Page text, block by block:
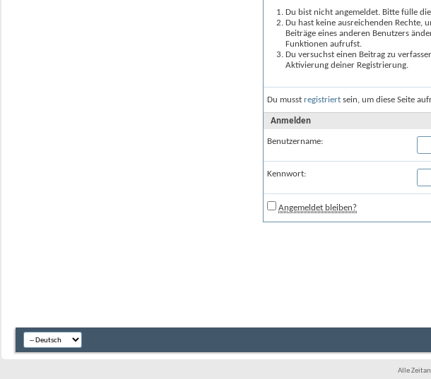
Du bist nicht angemeldet. Bitte fülle
Du hast keine ausreichenden Rechte,
Beiträge eines anderen Benutzers
Funktionen aufrufst.
Du versuchst einen Beitrag zu
Aktivierung deiner Registrierung.
Du musst registriert sein, um diese Seite
Anmelden
Benutzername:
Kennwort:
Angemeldet bleiben?
Alle